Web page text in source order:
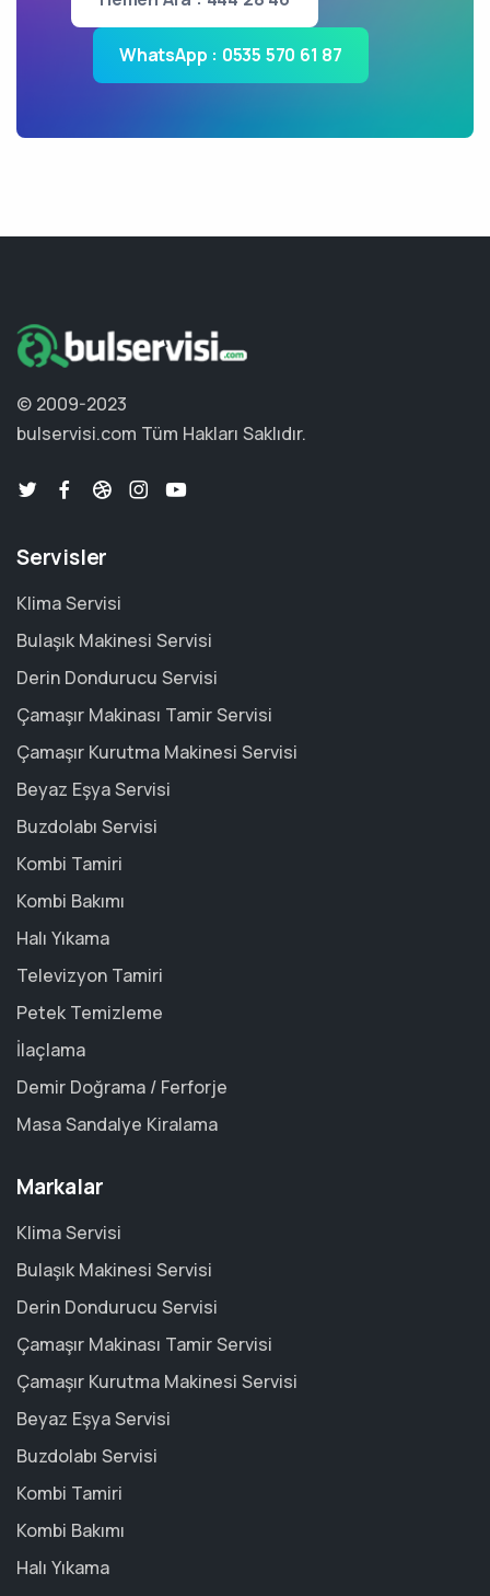
WhatsApp : 0535 570 61 87
© 2009-2023
bulservisi.com Tüm Hakları Saklıdır.
Servisler
Klima Servisi
Bulaşık Makinesi Servisi
Derin Dondurucu Servisi
Çamaşır Makinası Tamir Servisi
Çamaşır Kurutma Makinesi Servisi
Beyaz Eşya Servisi
Buzdolabı Servisi
Kombi Tamiri
Kombi Bakımı
Halı Yıkama
Televizyon Tamiri
Petek Temizleme
İlaçlama
Demir Doğrama / Ferforje
Masa Sandalye Kiralama
Markalar
Klima Servisi
Bulaşık Makinesi Servisi
Derin Dondurucu Servisi
Çamaşır Makinası Tamir Servisi
Çamaşır Kurutma Makinesi Servisi
Beyaz Eşya Servisi
Buzdolabı Servisi
Kombi Tamiri
Kombi Bakımı
Halı Yıkama